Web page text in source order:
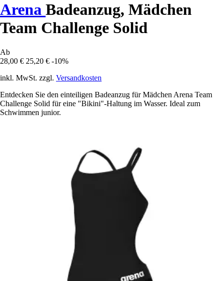
Arena Badeanzug, Mädchen
Team Challenge Solid
Ab
28,00 € 25,20 € -10%
inkl. MwSt. zzgl. Versandkosten
Entdecken Sie den einteiligen Badeanzug für Mädchen Arena Team
Challenge Solid für eine "Bikini"-Haltung im Wasser. Ideal zum
Schwimmen junior.